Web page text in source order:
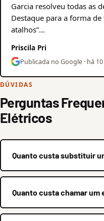
Garcia resolveu todas as
Destaque para a forma
atalhos”…
Priscila Pri
Publicada no Google · há
DÚVIDAS
Perguntas
Elétricos
Quanto custa substituir
Quanto custa chamar